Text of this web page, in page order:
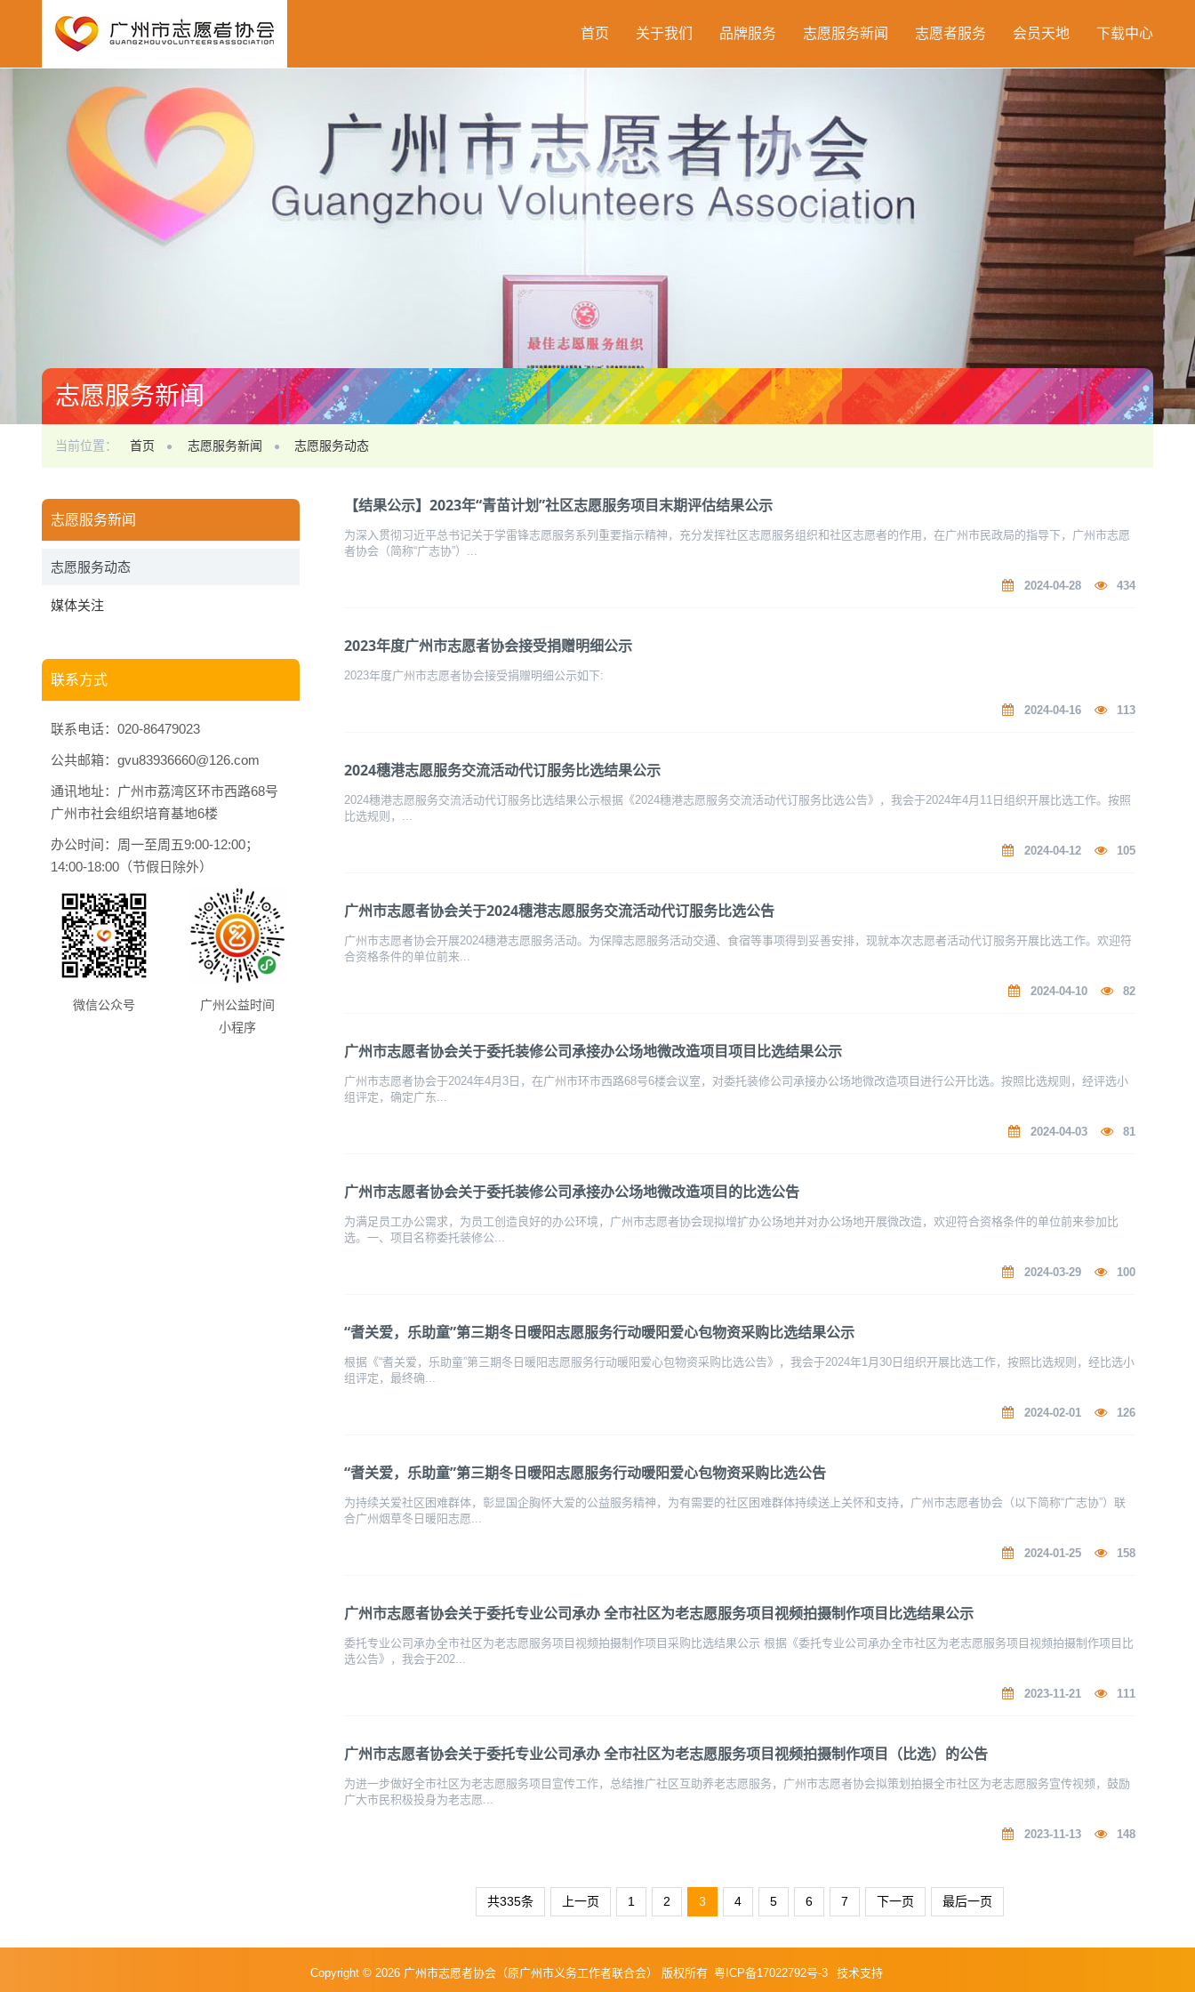
首页 关于我们 品牌服务 志愿服务新闻 志愿者服务 会员天地 下载中心
志愿服务新闻
当前位置： 首页 志愿服务新闻 志愿服务动态
【结果公示】2023年“青苗计划”社区志愿服务项目末期评估结果公示
为深入贯彻习近平总书记关于学雷锋志愿服务系列重要指示精神，充分发挥社区志愿服务组织和社区志愿者的作用，在广州市民政局的指导下，广州市志愿
者协会（简称“广志协”）...
2024-04-28 434
2023年度广州市志愿者协会接受捐赠明细公示
2023年度广州市志愿者协会接受捐赠明细公示如下:
2024-04-16 113
2024穗港志愿服务交流活动代订服务比选结果公示
2024穗港志愿服务交流活动代订服务比选结果公示根据《2024穗港志愿服务交流活动代订服务比选公告》，我会于2024年4月11日组织开展比选工作。按照
比选规则，...
2024-04-12 105
广州市志愿者协会关于2024穗港志愿服务交流活动代订服务比选公告
广州市志愿者协会开展2024穗港志愿服务活动。为保障志愿服务活动交通、食宿等事项得到妥善安排，现就本次志愿者活动代订服务开展比选工作。欢迎符
合资格条件的单位前来...
2024-04-10 82
广州市志愿者协会关于委托装修公司承接办公场地微改造项目项目比选结果公示
广州市志愿者协会于2024年4月3日，在广州市环市西路68号6楼会议室，对委托装修公司承接办公场地微改造项目进行公开比选。按照比选规则，经评选小
组评定，确定广东...
2024-04-03 81
广州市志愿者协会关于委托装修公司承接办公场地微改造项目的比选公告
为满足员工办公需求，为员工创造良好的办公环境，广州市志愿者协会现拟增扩办公场地并对办公场地开展微改造，欢迎符合资格条件的单位前来参加比
选。一、项目名称委托装修公...
2024-03-29 100
“耆关爱，乐助童”第三期冬日暖阳志愿服务行动暖阳爱心包物资采购比选结果公示
根据《“耆关爱，乐助童”第三期冬日暖阳志愿服务行动暖阳爱心包物资采购比选公告》，我会于2024年1月30日组织开展比选工作，按照比选规则，经比选小
组评定，最终确...
2024-02-01 126
“耆关爱，乐助童”第三期冬日暖阳志愿服务行动暖阳爱心包物资采购比选公告
为持续关爱社区困难群体，彰显国企胸怀大爱的公益服务精神，为有需要的社区困难群体持续送上关怀和支持，广州市志愿者协会（以下简称“广志协”）联
合广州烟草冬日暖阳志愿...
2024-01-25 158
广州市志愿者协会关于委托专业公司承办 全市社区为老志愿服务项目视频拍摄制作项目比选结果公示
委托专业公司承办全市社区为老志愿服务项目视频拍摄制作项目采购比选结果公示 根据《委托专业公司承办全市社区为老志愿服务项目视频拍摄制作项目比
选公告》，我会于202...
2023-11-21 111
广州市志愿者协会关于委托专业公司承办 全市社区为老志愿服务项目视频拍摄制作项目（比选）的公告
为进一步做好全市社区为老志愿服务项目宣传工作，总结推广社区互助养老志愿服务，广州市志愿者协会拟策划拍摄全市社区为老志愿服务宣传视频，鼓励
广大市民积极投身为老志愿...
2023-11-13 148
共335条 上一页 1 2 3 4 5 6 7 下一页 最后一页
志愿服务新闻
志愿服务动态
媒体关注
联系方式
联系电话：020-86479023
公共邮箱：gvu83936660@126.com
通讯地址：广州市荔湾区环市西路68号
广州市社会组织培育基地6楼
办公时间：周一至周五9:00-12:00；
14:00-18:00（节假日除外）
微信公众号
广州公益时间
小程序
Copyright © 2026 广州市志愿者协会（原广州市义务工作者联合会） 版权所有 粤ICP备17022792号-3 技术支持